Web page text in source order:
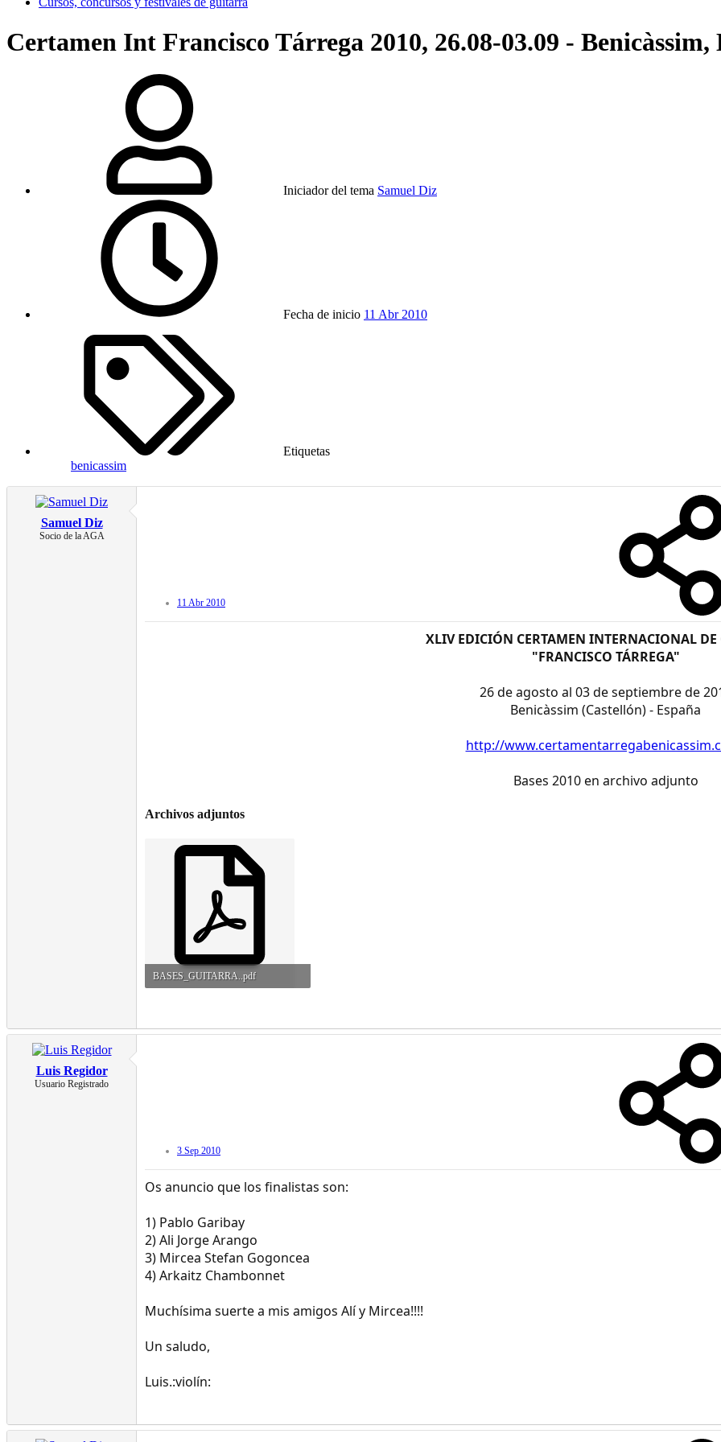
Certamen Int Francisco Tárrega 2010, 26.08-03.09 - Benicàssim,
Iniciador del tema Samuel Diz
Fecha de inicio 11 Abr 2010
Etiquetas
benicassim
Samuel Diz
Socio de la AGA
11 Abr 2010
XLIV EDICIÓN CERTAMEN INTERNACIONAL DE
"FRANCISCO TÁRREGA"
26 de agosto al 03 de septiembre de
Benicàssim (Castellón) - España
http://
Bases 2010 en archivo adjunto​
Archivos adjuntos
BASES_GUITARRA..pdf
Luis Regidor
Usuario Registrado
3 Sep 2010
Os anuncio que los finalistas son:
1) Pablo Garibay
2) Ali Jorge Arango
3) Mircea Stefan Gogoncea
4) Arkaitz Chambonnet
Muchísima suerte a mis amigos Alí y Mircea!!!!
Un saludo,
Luis.:violín: